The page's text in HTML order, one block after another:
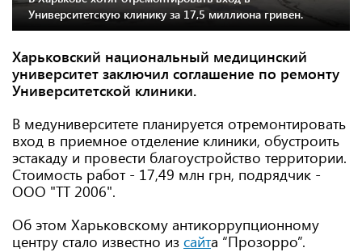
Университетскую клинику за 17,5 миллиона гривен.
Харьковский национальный медицинский
университет заключил соглашение по ремонту
Университетской клиники.
В медуниверситете планируется отремонтировать
вход в приемное отделение клиники, обустроить
эстакаду и провести благоустройство территории.
Стоимость работ - 17,49 млн грн, подрядчик -
ООО "ТТ 2006".
Об этом Харьковскому антикоррупционному
центру стало известно из сайта “Прозорро”.